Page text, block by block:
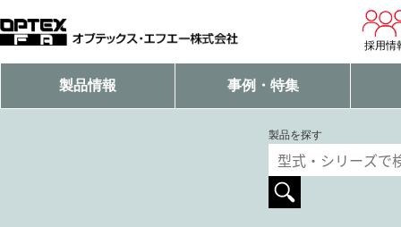
採用情
製品情報 事例・特集
製品を探す